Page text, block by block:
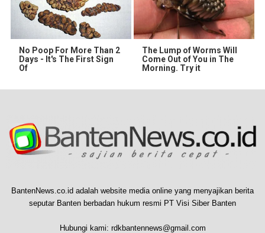
No Poop For More Than 2
Days - It's The First Sign
Of
The Lump of Worms Will
Come Out of You in The
Morning. Try it
BantenNews.co.id adalah website media online yang menyajikan berita
seputar Banten berbadan hukum resmi PT Visi Siber Banten
Hubungi kami: rdkbantennews@gmail.com